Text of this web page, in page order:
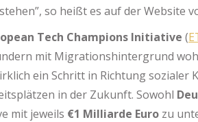
so heißt es auf der Website
Tech Champions Initiative (
mit Migrationshintergrund
ein Schritt in Richtung sozialer
in der Zukunft. Sowohl
mit jeweils €1 Milliarde Euro zu